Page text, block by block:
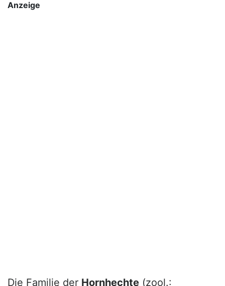
Anzeige
Die Familie der Hornhechte (zool.: